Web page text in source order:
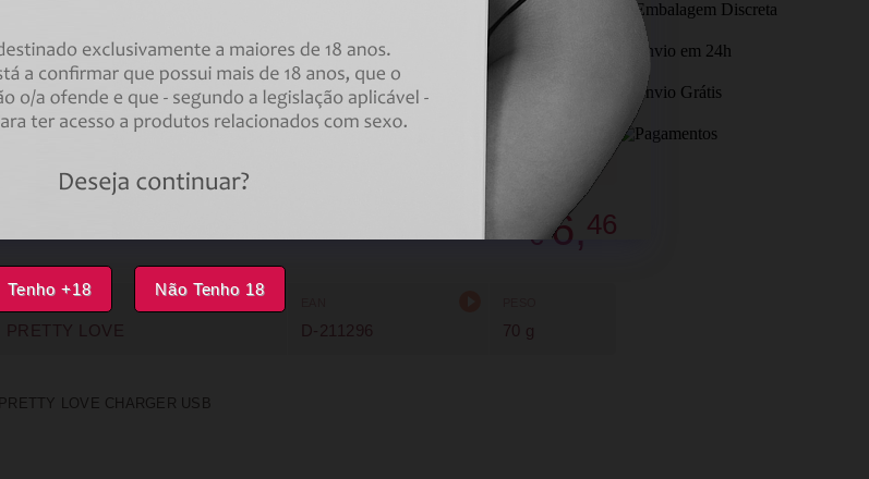
Tenho +18 Não Tenho 18
VIBRADOR PRETTY LOVE CHARGER USB
Código:00001691
€6,46
PRETTY LOVE D-211296 70 g
PRETTY LOVE CHARGER USB